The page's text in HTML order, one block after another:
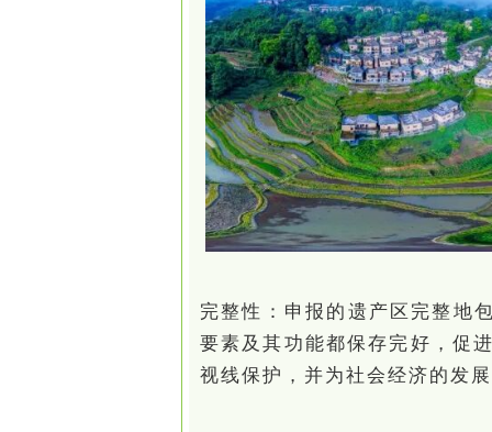
完整性：申报的遗产区完整地
要素及其功能都保存完好，促
视线保护，并为社会经济的发